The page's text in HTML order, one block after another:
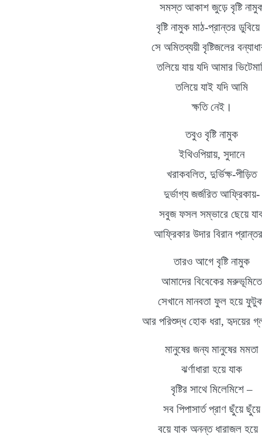
সমস্ত আকাশ জুড়ে বৃষ্টি
বৃষ্টি নামুক মাঠ-প্রান্তর
সে অমিতব্যয়ী বৃষ্টিজলের
তলিয়ে যায় যদি আমার
তলিয়ে যাই যদি আমি
ক্ষতি নেই।
তবুও বৃষ্টি নামুক
ইথিওপিয়ায়, সুদানে
খরাকবলিত, দুর্ভিক্ষ-পীড়িত
দুর্ভাগ্য জর্জরিত আফ্রিকায়-
সবুজ ফসল সম্ভারে ছেয়ে
আফ্রিকার উদার বিরান প্রান্তর
তারও আগে বৃষ্টি নামুক
আমাদের বিবেকের মরুভূমিতে
সেখানে মানবতা ফুল হয়ে
আর পরিশুদ্ধ হোক ধরা,হৃদয়ের
মানুষের জন্য মানুষের মমতা
ঝর্ণাধারা হয়ে যাক
বৃষ্টির সাথে মিলেমিশে–
সব পিপাসার্ত প্রাণ ছুঁয়ে ছুঁয়ে
বয়ে যাক অনন্ত ধারাজল হয়ে